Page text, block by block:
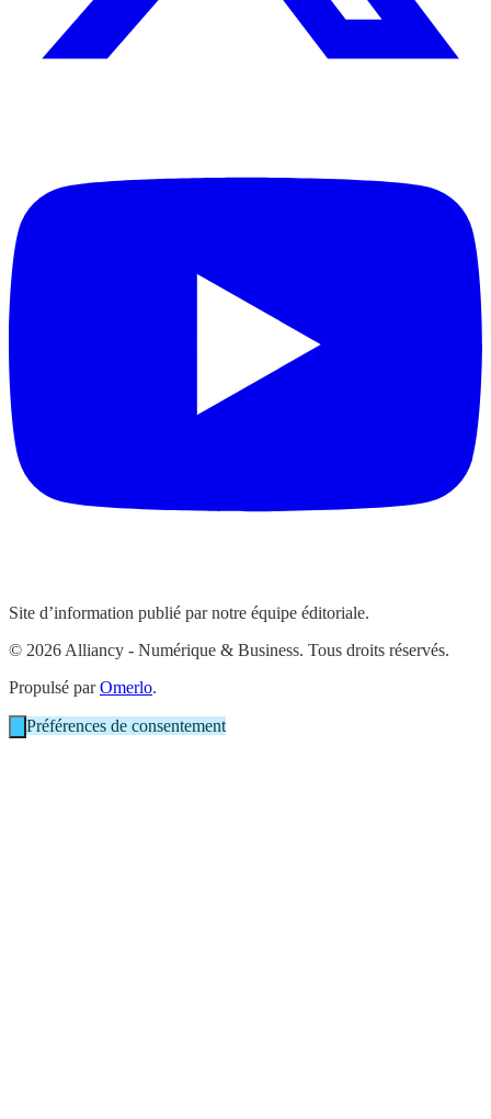
Site d’information publié par notre équipe éditoriale.
© 2026 Alliancy - Numérique & Business. Tous droits réservés.
Propulsé parOmerlo.
Préférences de consentement